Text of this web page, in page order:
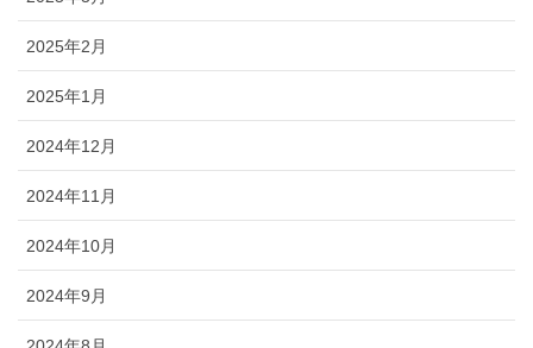
2025年2月
2025年1月
2024年12月
2024年11月
2024年10月
2024年9月